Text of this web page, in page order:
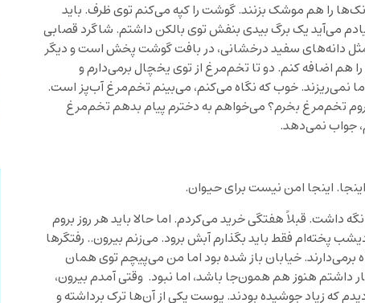
را هم موشک بزنند. گوشت را کپه می‌کنم توی ظرف. باید
می‌آید یک برگ بیدی بنفش توی بالکن داشتم. شاگرد قصابی
دانه‌های سفید درخشانی، در بافت گوشت پخش است و دیگر
اضافه کنم. دو تا تخم‌مرغ از توی یخچال برمی‌دارم و
نمی‌ریزند. خوب که نگاه می‌کنم، می‌بینم تخم‌مرغ آب‌پز است.
تخم‌مرغ بخرم؟ می‌خواهم به دخترم پیام بدهم تخم‌مرغ
جواب نمی‌دهد.
اینجا. اینجا امن نیست برای حیوان.
داشت. قبلاً هفتگی خرید می‌کردم. اما حالا باید هر روز بروم
پخته‌ام فقط باید بگذارم آبش برود. می‌زنم بیرون.. رفتگرها
برمی‌دارند. خیابان باز شده بود اما من می‌پیچم توی همان
داشتم هنوز هم همون‌جا باشد، اما نبود. وقتی آمدم بیرون،
که زیاد جوشیده بودند. پوست یکی از آن‌ها ترک برداشته و